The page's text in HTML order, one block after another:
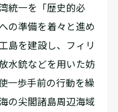
統一を「歴史的必
の準備を着々と進め
島を建設し、フィリ
水銃などを用いた妨
一歩手前の行動を繰
の尖閣諸島周辺海域